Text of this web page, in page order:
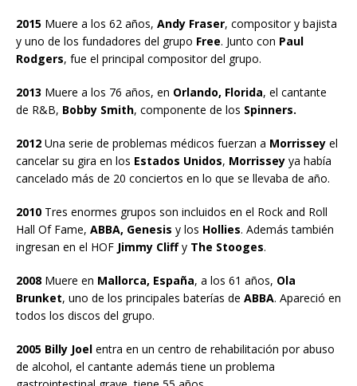
2015 Muere a los 62 años, Andy Fraser, compositor y bajista
y uno de los fundadores del grupo Free. Junto con Paul
Rodgers, fue el principal compositor del grupo.
2013 Muere a los 76 años, en Orlando, Florida, el cantante
de R&B, Bobby Smith, componente de los Spinners.
2012 Una serie de problemas médicos fuerzan a Morrissey el
cancelar su gira en los Estados Unidos, Morrissey ya había
cancelado más de 20 conciertos en lo que se llevaba de año.
2010 Tres enormes grupos son incluidos en el Rock and Roll
Hall Of Fame, ABBA, Genesis y los Hollies. Además también
ingresan en el HOF Jimmy Cliffy The Stooges.
2008 Muere en Mallorca, España, a los 61 años, Ola
Brunket, uno de los principales baterías de ABBA. Apareció en
todos los discos del grupo.
2005 Billy Joel entra en un centro de rehabilitación por abuso
de alcohol, el cantante además tiene un problema